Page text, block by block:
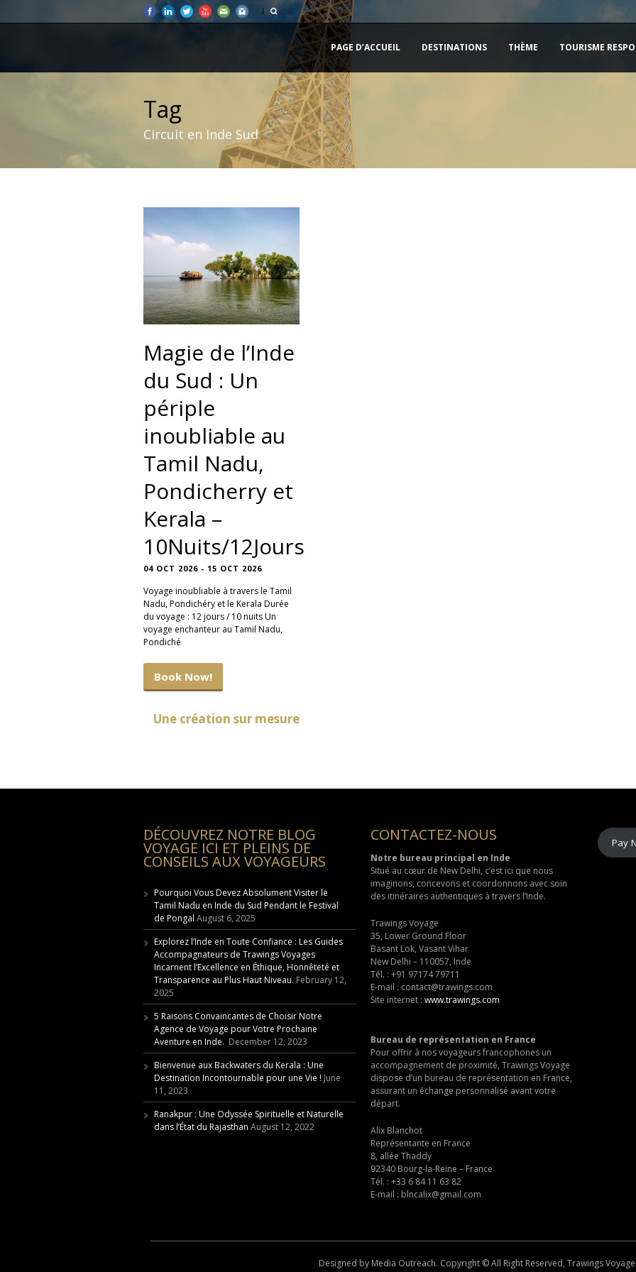
PAGE D’ACCUEIL DESTINATIONS THÈME TOURISME
Tag
Circuit en Inde Sud
Magie de l’Inde
du Sud : Un
périple
inoubliable au
Tamil Nadu,
Pondicherry et
Kerala –
10Nuits/12Jours
04 OCT 2026 - 15 OCT 2026
Voyage inoubliable à travers le Tamil
Nadu, Pondichéry et le Kerala Durée
du voyage : 12 jours / 10 nuits Un
voyage enchanteur au Tamil Nadu,
Pondiché
Book Now!
Une création sur mesure
DÉCOUVREZ NOTRE BLOG
VOYAGE ICI ET PLEINS DE
CONSEILS AUX VOYAGEURS
Pourquoi Vous Devez Absolument Visiter le
Tamil Nadu en Inde du Sud Pendant le Festival
de Pongal August 6, 2025
Explorez l’Inde en Toute Confiance : Les Guides
Accompagnateurs de Trawings Voyages
Incarnent l’Excellence en Éthique, Honnêteté et
Transparence au Plus Haut Niveau. February 12,
2025
5 Raisons Convaincantes de Choisir Notre
Agence de Voyage pour Votre Prochaine
Aventure en Inde. December 12, 2023
Bienvenue aux Backwaters du Kerala : Une
Destination Incontournable pour une Vie ! June
11, 2023
Ranakpur : Une Odyssée Spirituelle et Naturelle
dans l’État du Rajasthan August 12, 2022
CONTACTEZ-NOUS
Notre bureau principal en Inde
Situé au cœur de New Delhi, c’est ici que nous
imaginons, concevons et coordonnons avec soin
des itinéraires authentiques à travers l’Inde.
Trawings Voyage
35, Lower Ground Floor
Basant Lok, Vasant Vihar
New Delhi – 110057, Inde
Tél. : +91 97174 79711
E-mail : contact@trawings.com
Site internet : www.trawings.com
Bureau de représentation en France
Pour offrir à nos voyageurs francophones un
accompagnement de proximité, Trawings Voyage
dispose d’un bureau de représentation en France,
assurant un échange personnalisé avant votre
départ.
Alix Blanchot
Représentante en France
8, allée Thaddy
92340 Bourg-la-Reine – France
Tél. : +33 6 84 11 63 82
E-mail : blncalix@gmail.com
Pay
Designed by Media Outreach. Copyright © All Right Reserved, Trawings Voyage